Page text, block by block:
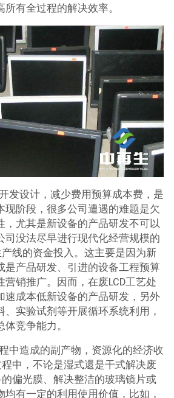
有全过程的解决效率。
发设计，减少费用预算成本费，是
现阶段，很多公司遭遇的难题是欠
，尤其是新设备的产品研发不可以
司没法尽早进行现代化经营规模的
产线的资金投入。这主要是因为新
是产品研发、引进的设备工程预算
营销推广。因而，在废LCD工艺处
速成本低新设备的产品研发，另外
、实验试剂等开展循环系统利用，
竞争能力。
中造成的副产物，资源化的经济收
中，不论是湿式還是干式解决废
的偏光膜、解决整洁的玻璃镜片或
有一定的利用使用价值，比如，